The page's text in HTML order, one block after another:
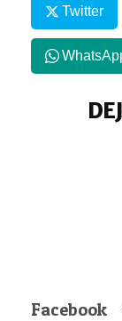
Twitter
Facebook